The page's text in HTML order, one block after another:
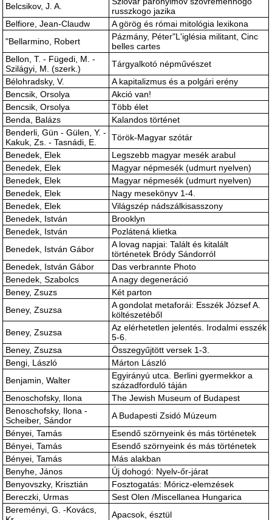
Belcsikov, J. A.
russzkogo jazika
Belfiore, Jean-Claudw
A görög és római mitológia lexikona
"Bellarmino, Robert
Pázmány, Péter"L'iglésia militant, Cinc
belles cartes
Bellon, T. - Fügedi, M. -
Szilágyi, M. (szerk.)
Tárgyalkotó népművészet
Bélohradsky, V.
A kapitalizmus és a polgári erény
Bencsik, Orsolya
Akció van!
Bencsik, Orsolya
Több élet
Benda, Balázs
Kalandos történet
Benderli, Gün - Gülen, Y. -
Kakuk, Zs. - Tasnádi, E.
Török-Magyar szótár
Benedek, Elek
Legszebb magyar mesék arabul
Benedek, Elek
Magyar népmesék (udmurt nyelven)
Benedek, Elek
Magyar népmesék (udmurt nyelven)
Benedek, Elek
Nagy mesekönyv 1-4.
Benedek, Elek
Világszép nádszálkisasszony
Benedek, István
Brooklyn
Benedek, István
Pozlátená klietka
Benedek, István Gábor
A lovag napjai: Talált és kitalált
történetek Bródy Sándorról
Benedek, István Gábor
Das verbrannte Photo
Benedek, Szabolcs
A nagy degeneráció
Beney, Zsuzs
Két parton
Beney, Zsuzsa
A gondolat metaforái: Esszék József A.
költészetéből
Beney, Zsuzsa
Az elérhetetlen jelentés. Irodalmi esszék
5-6.
Beney, Zsuzsa
Összegyűjtött versek 1-3.
Bengi, László
Márton László
Benjamin, Walter
Egyirányú utca. Berlini gyermekkor a
századforduló táján
Benoschofsky, Ilona
The Jewish Museum of Budapest
Benoschofsky, Ilona -
Scheiber, Sándor
A Budapesti Zsidó Múzeum
Bényei, Tamás
Esendő szörnyeink és más történetek
Bényei, Tamás
Esendő szörnyeink és más történetek
Bényei, Tamás
Más alakban
Benyhe, János
Új dohogó: Nyelv-őr-járat
Benyovszky, Krisztián
Fosztogatás: Móricz-elemzések
Bereczki, Urmas
Sest Olen /Miscellanea Hungarica
Bereményi, G. -Kovács,
Apacsok, észtül